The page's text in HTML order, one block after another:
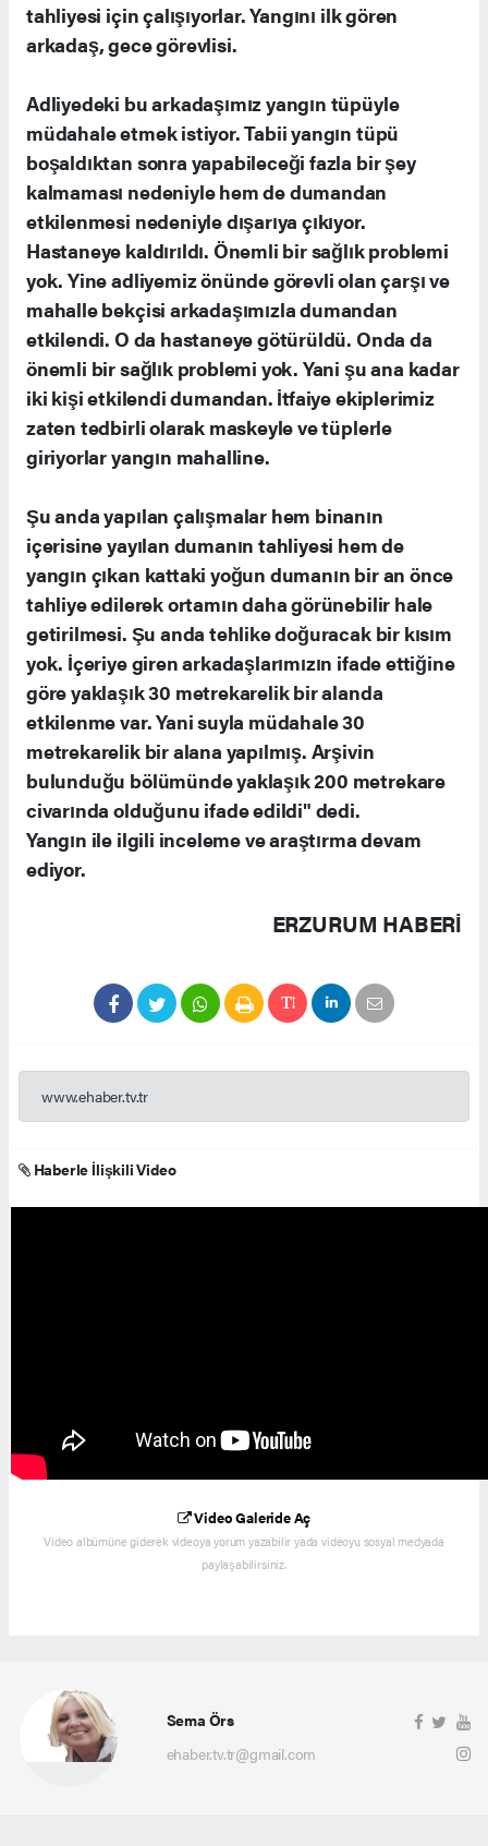
tahliyesi için çalışıyorlar. Yangını ilk gören
arkadaş, gece görevlisi.
Adliyedeki bu arkadaşımız yangın tüpüyle
müdahale etmek istiyor. Tabii yangın tüpü
boşaldıktan sonra yapabileceği fazla bir şey
kalmaması nedeniyle hem de dumandan
etkilenmesi nedeniyle dışarıya çıkıyor.
Hastaneye kaldırıldı. Önemli bir sağlık problemi
yok. Yine adliyemiz önünde görevli olan çarşı ve
mahalle bekçisi arkadaşımızla dumandan
etkilendi. O da hastaneye götürüldü. Onda da
önemli bir sağlık problemi yok. Yani şu ana kadar
iki kişi etkilendi dumandan. İtfaiye ekiplerimiz
zaten tedbirli olarak maskeyle ve tüplerle
giriyorlar yangın mahalline.
Şu anda yapılan çalışmalar hem binanın
içerisine yayılan dumanın tahliyesi hem de
yangın çıkan kattaki yoğun dumanın bir an önce
tahliye edilerek ortamın daha görünebilir hale
getirilmesi. Şu anda tehlike doğuracak bir kısım
yok. İçeriye giren arkadaşlarımızın ifade ettiğine
göre yaklaşık 30 metrekarelik bir alanda
etkilenme var. Yani suyla müdahale 30
metrekarelik bir alana yapılmış. Arşivin
bulunduğu bölümünde yaklaşık 200 metrekare
civarında olduğunu ifade edildi" dedi.
Yangın ile ilgili inceleme ve araştırma devam
ediyor.
ERZURUM HABERİ
www.ehaber.tv.tr
Haberle İlişkili Video
Video Galeride Aç
Video albümüne giderek videoya yorum yazabilir yada videoyu sosyal medyada
paylaşabilirsiniz.
Sema Örs
ehaber.tv.tr@gmail.com